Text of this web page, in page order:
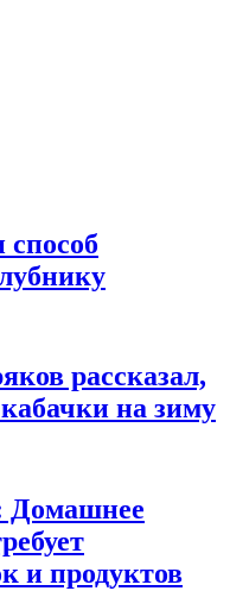
способ
рассказал,
на зиму
Домашнее
и продуктов